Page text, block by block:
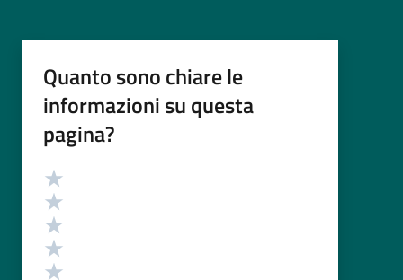
Quanto sono chiare le
informazioni su questa
pagina?
Valutazione